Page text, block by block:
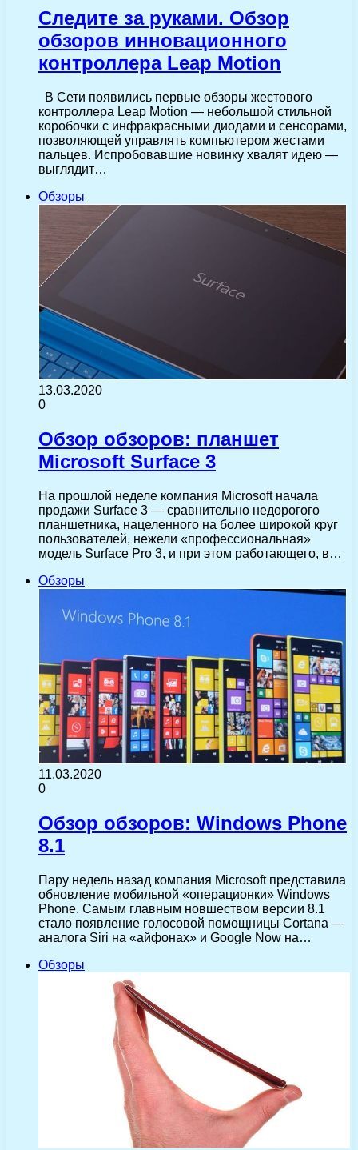
Следите за руками. Обзор
обзоров инновационного
контроллера Leap Motion
В Сети появились первые обзоры жестового
контроллера Leap Motion — небольшой стильной
коробочки с инфракрасными диодами и сенсорами,
позволяющей управлять компьютером жестами
пальцев. Испробовавшие новинку хвалят идею —
выглядит…
Обзоры
13.03.2020
0
Обзор обзоров: планшет
Microsoft Surface 3
На прошлой неделе компания Microsoft начала
продажи Surface 3 — сравнительно недорогого
планшетника, нацеленного на более широкой круг
пользователей, нежели «профессиональная»
модель Surface Pro 3, и при этом работающего, в…
Обзоры
11.03.2020
0
Обзор обзоров: Windows Phone
8.1
Пару недель назад компания Microsoft представила
обновление мобильной «операционки» Windows
Phone. Самым главным новшеством версии 8.1
стало появление голосовой помощницы Cortana —
аналога Siri на «айфонах» и Google Now на…
Обзоры